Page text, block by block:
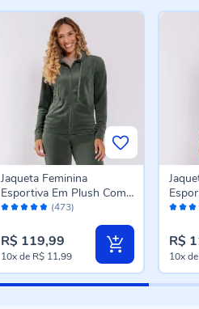
Avaliação: (473)
Jaqueta Feminina
Esportiva Em Plush Com
Capuz Scream Verde Oliva
R$ 119,99
10xde R$ 11,99
R$
10xde